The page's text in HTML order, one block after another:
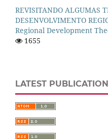
REVISITANDO ALGUMAS
DESENVOLVIMENTO
Regional Development
1655
LATEST